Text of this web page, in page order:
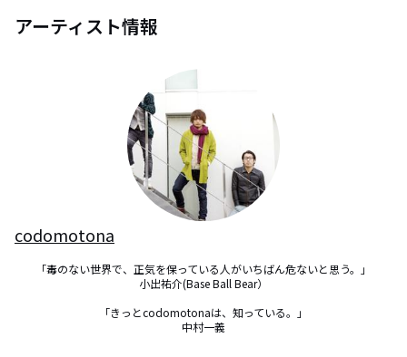
アーティスト情報
codomotona
「毒のない世界で、正気を保っている人がいちばん危ないと思う。」
小出祐介(Base Ball Bear）
「きっとcodomotonaは、知っている。」
中村一義